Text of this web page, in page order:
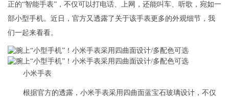
正的“智能手表”，不仅可以打电话、上网，还能叫车、听歌，宛如一
部小型手机。近日，官方又透露了关于该手表更多的外观细节，我
们一起来看看。
小米手表
根据官方的透露，小米手表采用四曲面蓝宝石玻璃设计，不仅